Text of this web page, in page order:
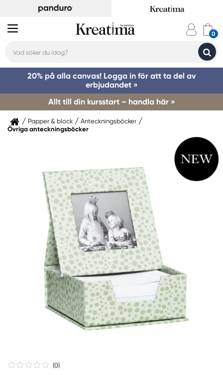
20% på alla canvas! Logga in för att ta del av
erbjudandet »
Allt till din kursstart – handla här »
Papper & block
Anteckningsböcker
Övriga anteckningsböcker
(0)